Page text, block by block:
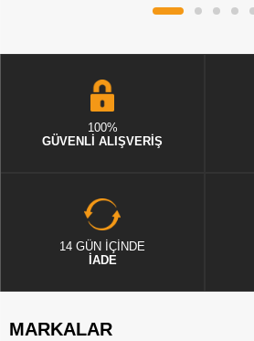
100%
GÜVENLİ ALIŞVERİŞ
14 GÜN İÇİNDE
İADE
MARKALAR